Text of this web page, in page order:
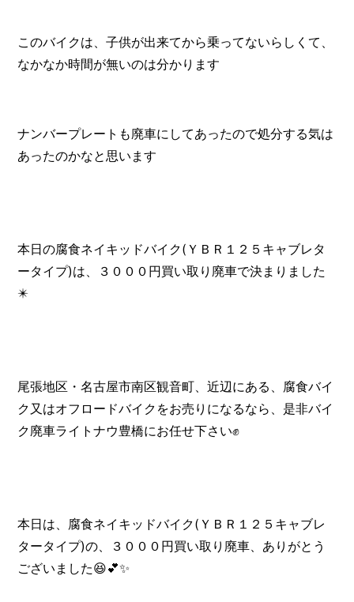
このバイクは、子供が出来てから乗ってないらしくて、
なかなか時間が無いのは分かります
ナンバープレートも廃車にしてあったので処分する気は
あったのかなと思います
本日の腐食ネイキッドバイク(ＹＢＲ１２５キャブレタ
ータイプ)は、３０００円買い取り廃車で決まりました
✴️
尾張地区・名古屋市南区観音町、近辺にある、腐食バイ
ク又はオフロードバイクをお売りになるなら、是非バイ
ク廃車ライトナウ豊橋にお任せ下さい✊
本日は、腐食ネイキッドバイク(ＹＢＲ１２５キャブレ
タータイプ)の、３０００円買い取り廃車、ありがとう
ございました😆💕✨